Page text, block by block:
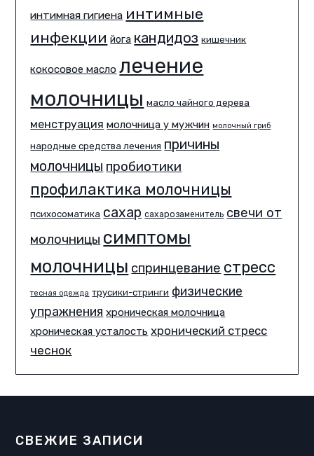
интимная гигиена интимные
инфекции йога кандидоз кишечник
кокосовое масло лечение
молочницы масло чайного дерева
менструация молочница у мужчин молочный гриб
народные средства лечения причины
молочницы пробиотики
профилактика молочницы
психосоматика сахар сахарозаменитель свечи от
молочницы симптомы
молочницы спринцевание стресс
тесная одежда трусики-стринги физические
упражнения хроническая молочница
хроническая усталость хронический стресс
чеснок
СВЕЖИЕ ЗАПИСИ